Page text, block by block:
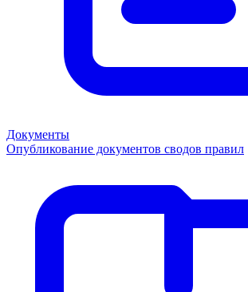
Документы
Опубликование документов сводов правил